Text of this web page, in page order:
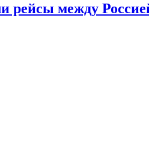
рейсы между